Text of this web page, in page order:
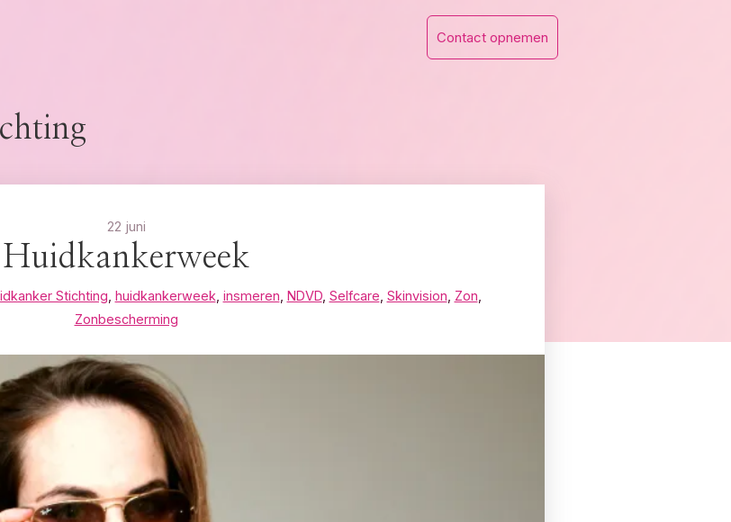
Contact opnemen
22 juni
Huidkankerweek
Stichting huidkankerweek insmeren NDVD, Selfcare Skinvision Zon
Zonbescherming